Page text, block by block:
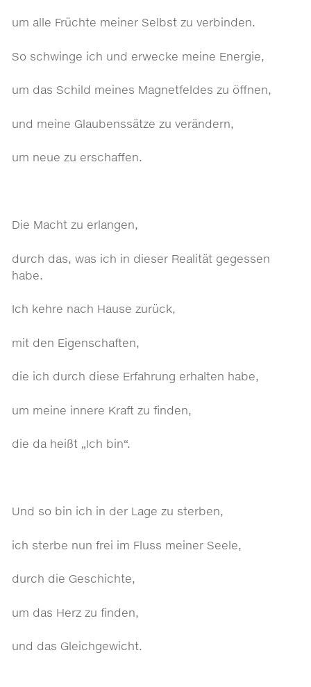
um alle Früchte meiner Selbst zu verbinden.
So schwinge ich und erwecke meine Energie,
um das Schild meines Magnetfeldes zu öffnen,
und meine Glaubenssätze zu verändern,
um neue zu erschaffen.
Die Macht zu erlangen,
durch das, was ich in dieser Realität gegessen
habe.
Ich kehre nach Hause zurück,
mit den Eigenschaften,
die ich durch diese Erfahrung erhalten habe,
um meine innere Kraft zu finden,
die da heißt „Ich bin“.
Und so bin ich in der Lage zu sterben,
ich sterbe nun frei im Fluss meiner Seele,
durch die Geschichte,
um das Herz zu finden,
und das Gleichgewicht.